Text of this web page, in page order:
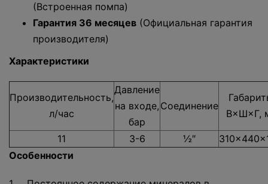
(Встроенная помпа)
Гарантия 36 месяцев (Официальная гарантия
производителя)
Характеристики
Производительность,
л/час
Давление
на входе,
бар
Соединение
В×Ш×Г,
11 3-6 ½″
Особенности